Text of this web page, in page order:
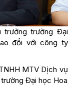
trưởng trường Đại
đổi với công ty
MTV Dịch vụ
Đại học Hoa